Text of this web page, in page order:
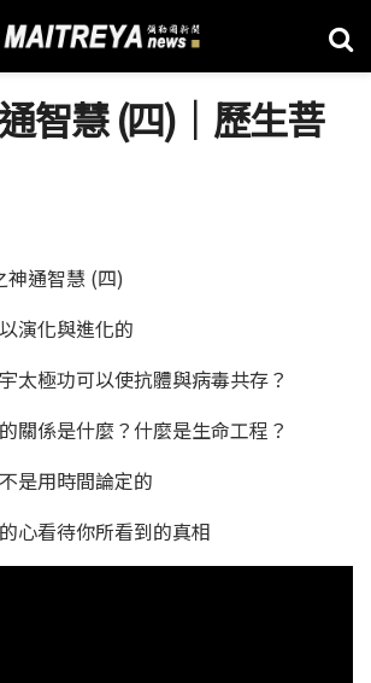
智慧 (四)│歷生菩
通智慧 (四)
演化與進化的
太極功可以使抗體與病毒共存？
關係是什麼？什麼是生命工程？
是用時間論定的
心看待你所看到的真相